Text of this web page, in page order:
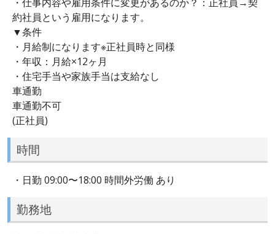
約社員という雇用になります。
▼条件
・月給制になります※正社員時と同様
・年収：月給×12ヶ月
・住宅手当や家族手当は支給なし
車通勤
車通勤不可
(正社員)
時間
・日勤 09:00〜18:00 時間外労働 あり
勤務地